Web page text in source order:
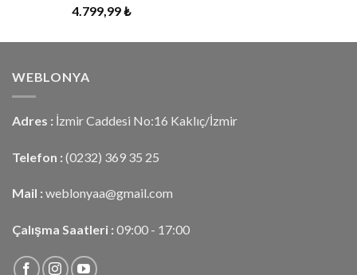
5 üzerinden
oy
4.799,99₺
WEBLONYA
Adres : İzmir Caddesi No:16 Kaklıç/İzmir
Telefon : (0232) 369 35 25
Mail : weblonyaa@gmail.com
Çalışma Saatleri : 09:00 - 17:00